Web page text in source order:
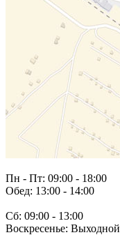
Пн - Пт: 09:00 - 18:00
Обед: 13:00 - 14:00
Сб: 09:00 - 13:00
Воскресенье: Выходной